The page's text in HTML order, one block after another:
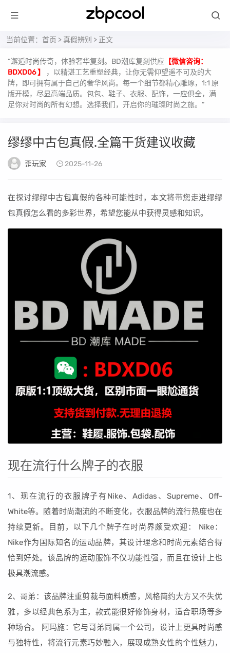
当前位置： 首页 > 真假辨别 > 正文
“邂逅时尚传奇，体验奢华复刻。BD潮库复刻供应 【微信咨询：
BDXD06 】
，以精湛工艺重塑经典，让你无需仰望遥不可及的大
牌，即可拥有属于自己的奢华风尚。每一个细节都精心雕琢，1:1 原
版开模，尽显高端品质。包包、鞋子、衣服、配饰，一应俱全，满
足你对时尚的所有幻想。选择我们，开启你的璀璨时尚之旅。”
缪缪中古包真假.全篇干货建议收藏
歪玩家 2025-11-26
在探讨缪缪中古包真假的各种可能性时，本文将带您走进缪缪
包真假怎么看的多彩世界，希望您能从中获得灵感和知识。
现在流行什么牌子的衣服
1、现在流行的衣服牌子有Nike、Adidas、Supreme、Off-
White等。随着时尚潮流的不断变化，衣服品牌的流行热度也在
持续更新。目前，以下几个牌子在时尚界颇受欢迎： Nike：
Nike作为国际知名的运动品牌，其设计理念和时尚元素结合得
恰到好处。该品牌的运动服饰不仅功能性强，而且在设计上也
极具潮流感。
2、哥弟：该品牌注重剪裁与面料质感，风格简约大方又不失优
雅，多以经典色系为主，款式能很好修饰身材，适合职场等多
种场合。 阿玛施：它与哥弟同属一个公司，设计上更具时尚感
与独特性，将流行元素巧妙融入，展现成熟女性的个性魅力，